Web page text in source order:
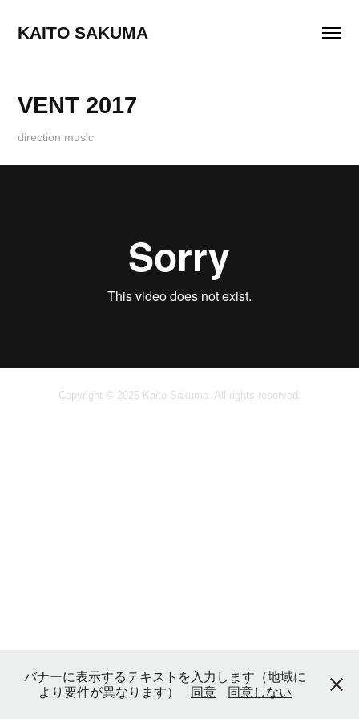
KAITO SAKUMA
VENT 2017
direction music
Copyright © 2025 Kaito Sakuma. All rights reserved.
バナーに表示するテキストを入力します（地域に
より要件が異なります）
同意 同意しない